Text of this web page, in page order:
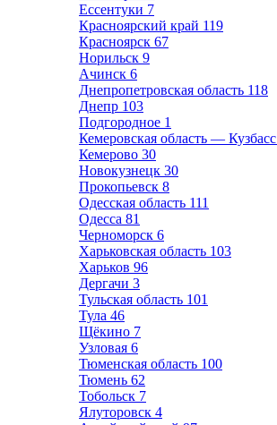
Ессентуки 7
Красноярский край 119
Красноярск 67
Норильск 9
Ачинск 6
Днепропетровская область 118
Днепр 103
Подгородное 1
Кемеровская область — Кузбасс
Кемерово 30
Новокузнецк 30
Прокопьевск 8
Одесская область 111
Одесса 81
Черноморск 6
Харьковская область 103
Харьков 96
Дергачи 3
Тульская область 101
Тула 46
Щёкино 7
Узловая 6
Тюменская область 100
Тюмень 62
Тобольск 7
Ялуторовск 4